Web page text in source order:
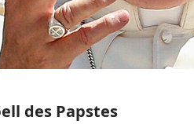
des Papstes